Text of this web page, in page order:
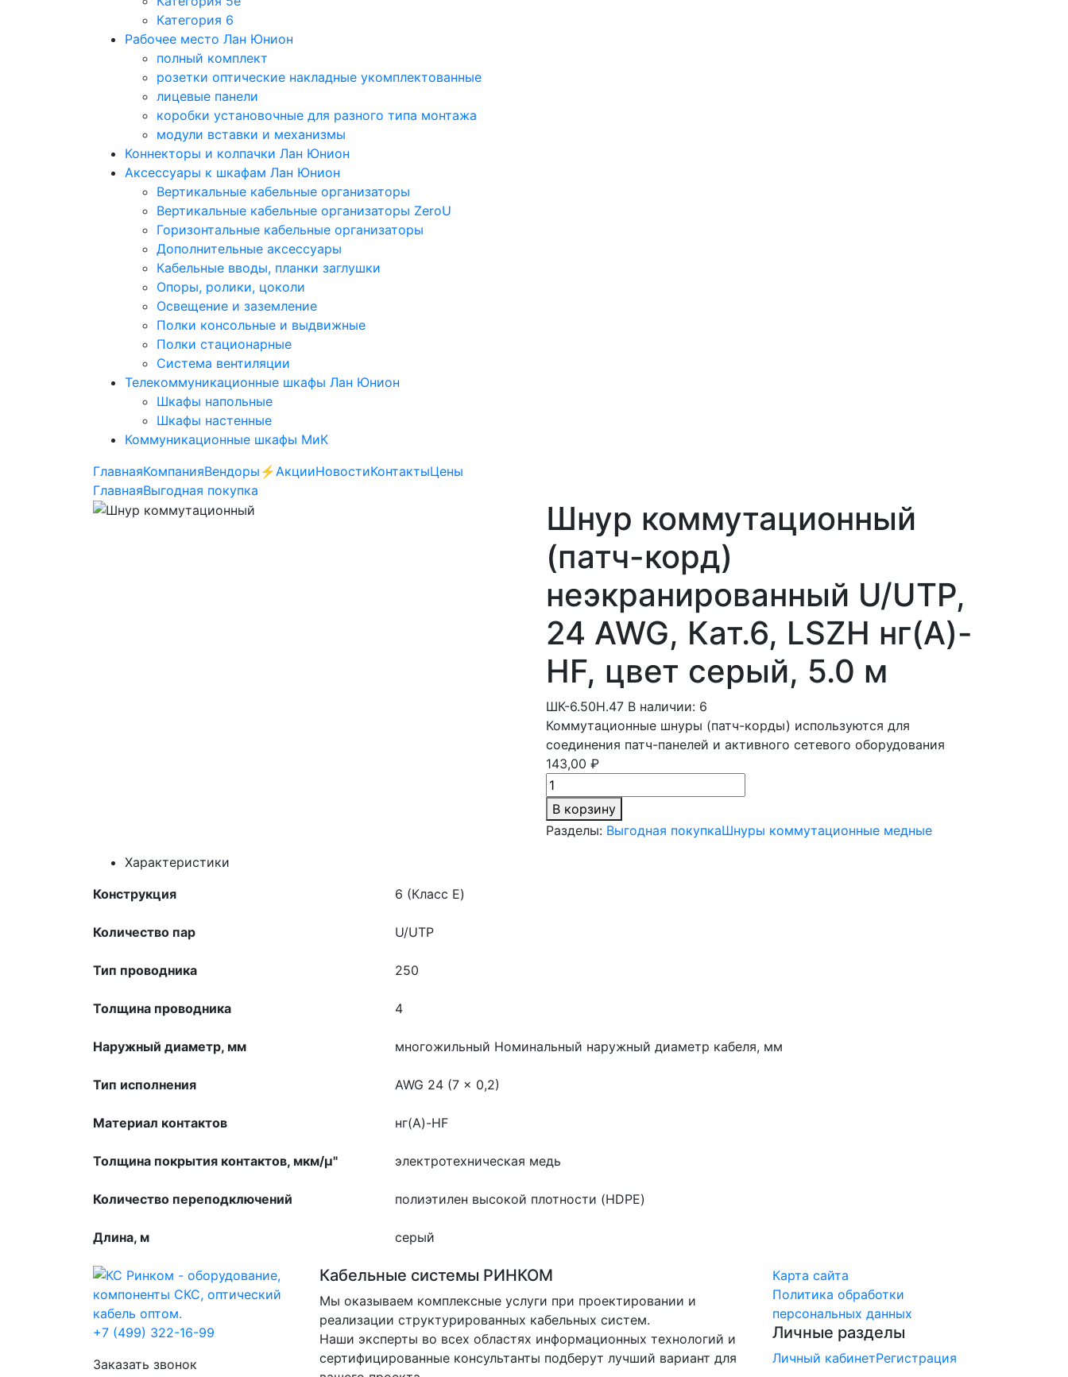
Категория 6
Рабочее место Лан Юнион
полный комплект
розетки оптические накладные укомплектованные
лицевые панели
коробки установочные для разного типа монтажа
модули вставки и механизмы
Коннекторы и колпачки Лан Юнион
Аксессуары к шкафам Лан Юнион
Вертикальные кабельные организаторы
Вертикальные кабельные организаторы ZeroU
Горизонтальные кабельные организаторы
Дополнительные аксессуары
Кабельные вводы, планки заглушки
Опоры, ролики, цоколи
Освещение и заземление
Полки консольные и выдвижные
Полки стационарные
Система вентиляции
Телекоммуникационные шкафы Лан Юнион
Шкафы напольные
Шкафы настенные
Коммуникационные шкафы МиК
ГлавнаяКомпанияВендоры ⚡️АкцииНовостиКонтактыЦены
ГлавнаяВыгодная покупка
Шнур коммутационный
(патч-корд)
неэкранированный U/UTP,
24 AWG, Кат.6, LSZH нг(А)-
HF, цвет серый, 5.0 м
ШК-6.50Н.47 В наличии: 6
Коммутационные шнуры (патч-корды) используются для
соединения патч-панелей и активного сетевого оборудования
143,00 ₽
В корзину
Разделы: Выгодная покупкаШнуры коммутационные медные
Характеристики
Конструкция
6 (Класс E)
Количество пар U/UTP
Тип проводника 250
Толщина проводника 4
Наружный диаметр, мм многожильный Номинальный наружный диаметр кабеля, мм
Тип исполнения AWG 24 (7 x 0,2)
Материал контактов нг(A)-HF
Толщина покрытия контактов, мкм/µ" электротехническая медь
Количество переподключений полиэтилен высокой плотности (HDPE)
Длина, м серый
+7 (499) 322-16-99
Заказать звонок
Кабельные системы РИНКОМ
Мы оказываем комплексные услуги при проектировании и
реализации структурированных кабельных систем.
Наши эксперты во всех областях информационных технологий и
сертифицированные консультанты подберут лучший вариант для
Карта сайта
Политика обработки
персональных данных
Личные разделы
Личный кабинетРегистрация